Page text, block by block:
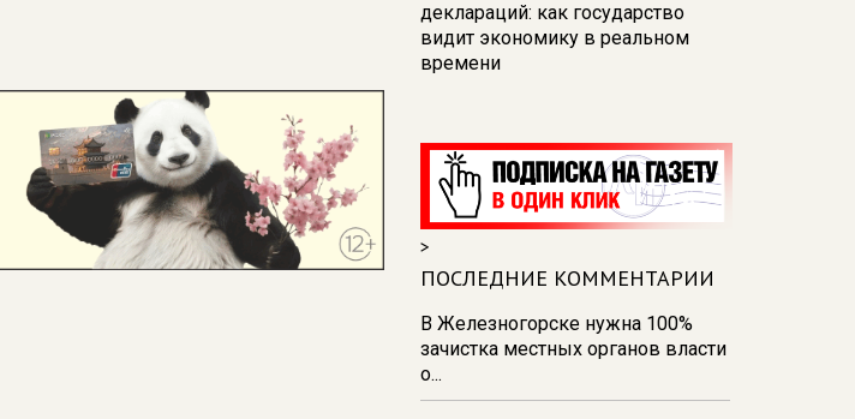
деклараций: как государство
видит экономику в реальном
времени
Карла Маркса
12:17
В Курске прокуратура
добивается возмещения для
девочки - подростка ущерба за
побои
11:58В Курской области
обрушившаяся стена повлекла
возбуждение уголовного дела в
отношении ИП
>
ПОСЛЕДНИЕ КОММЕНТАРИИ
В Железногорске нужна 100%
зачистка местных органов власти
о...